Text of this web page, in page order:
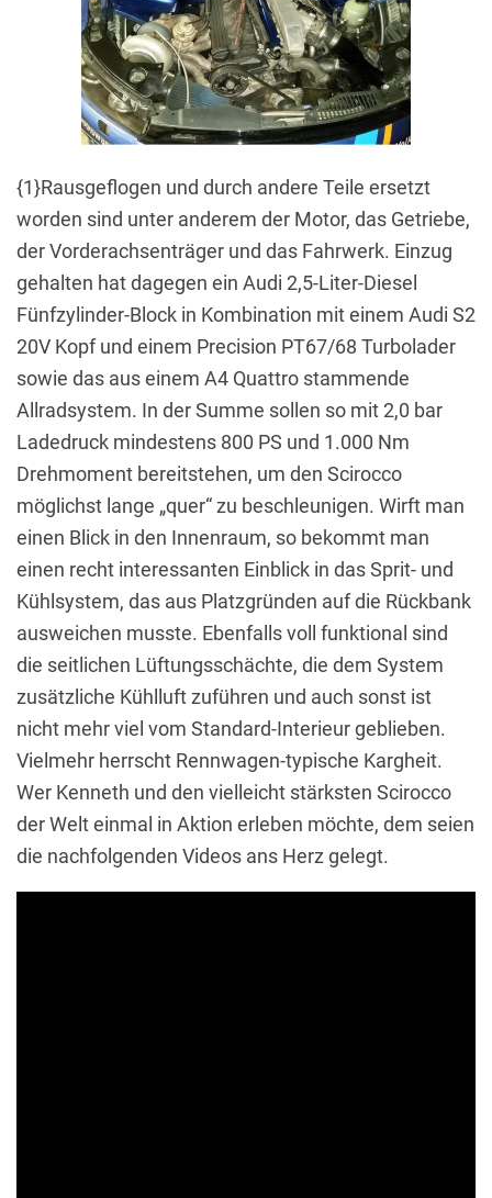
{1}Rausgeflogen und durch andere Teile ersetzt
worden sind unter anderem der Motor, das Getriebe,
der Vorderachsenträger und das Fahrwerk. Einzug
gehalten hat dagegen ein Audi 2,5-Liter-Diesel
Fünfzylinder-Block in Kombination mit einem Audi S2
20V Kopf und einem Precision PT67/68 Turbolader
sowie das aus einem A4 Quattro stammende
Allradsystem. In der Summe sollen so mit 2,0 bar
Ladedruck mindestens 800 PS und 1.000 Nm
Drehmoment bereitstehen, um den Scirocco
möglichst lange „quer“ zu beschleunigen. Wirft man
einen Blick in den Innenraum, so bekommt man
einen recht interessanten Einblick in das Sprit- und
Kühlsystem, das aus Platzgründen auf die Rückbank
ausweichen musste. Ebenfalls voll funktional sind
die seitlichen Lüftungsschächte, die dem System
zusätzliche Kühlluft zuführen und auch sonst ist
nicht mehr viel vom Standard-Interieur geblieben.
Vielmehr herrscht Rennwagen-typische Kargheit.
Wer Kenneth und den vielleicht stärksten Scirocco
der Welt einmal in Aktion erleben möchte, dem seien
die nachfolgenden Videos ans Herz gelegt.